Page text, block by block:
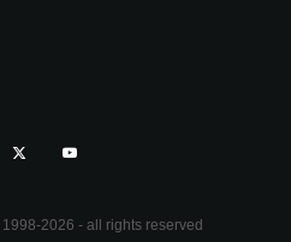
2026 - all rights reserved